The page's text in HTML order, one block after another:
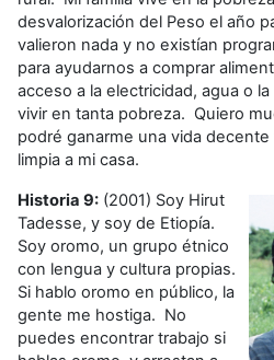
desvalorización del Peso el año
valieron nada y no existían
para ayudarnos a comprar
acceso a la electricidad, agua o
vivir en tanta pobreza. Quiero
podré ganarme una vida
limpia a mi casa.
Historia 9: (2001) Soy Hirut
Tadesse, y soy de Etiopía.
Soy oromo, un grupo étnico
con lengua y cultura propias.
Si hablo oromo en público, la
gente me hostiga. No
puedes encontrar trabajo si